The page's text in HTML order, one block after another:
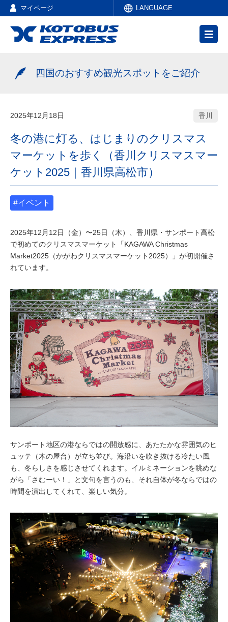
LANGUAGE
マイページ
四国のおすすめ観光スポットをご紹介
2025年12月18日 香川
冬の港に灯る、はじまりのクリスマス
マーケットを歩く（香川クリスマスマー
ケット2025｜香川県高松市）
#イベント
2025年12月12日（金）〜25日（木）、香川県・サンポート高松
で初めてのクリスマスマーケット「KAGAWA Christmas
Market2025（かがわクリスマスマーケット2025）」が初開催さ
れています。
サンポート地区の港ならではの開放感に、あたたかな雰囲気のヒ
ュッテ（木の屋台）が立ち並び。海沿いを吹き抜ける冷たい風
も、冬らしさを感じさせてくれます。イルミネーションを眺めな
がら「さむーい！」と文句を言うのも、それ自体が冬ならではの
時間を演出してくれて、楽しい気分。